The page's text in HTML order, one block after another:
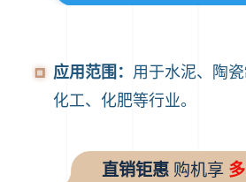
应用范围： 用于水泥、陶瓷
化工、化肥等行业。
直销钜惠购机享